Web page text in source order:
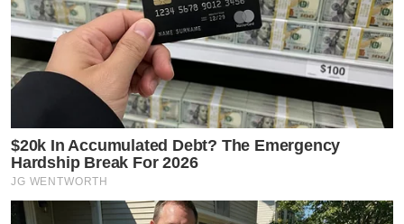
$20k In Accumulated Debt? The Emergency
Hardship Break For 2026
JG WENTWORTH